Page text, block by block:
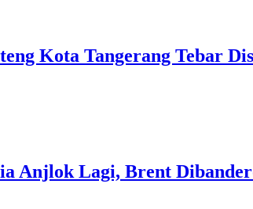
Kota Tangerang Tebar
Anjlok Lagi, Brent